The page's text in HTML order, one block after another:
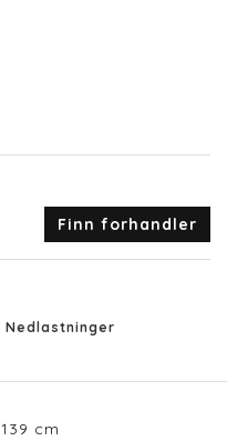
Finn forhandler
Nedlastninger
139 cm